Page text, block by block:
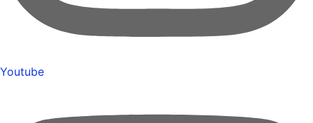
Youtube